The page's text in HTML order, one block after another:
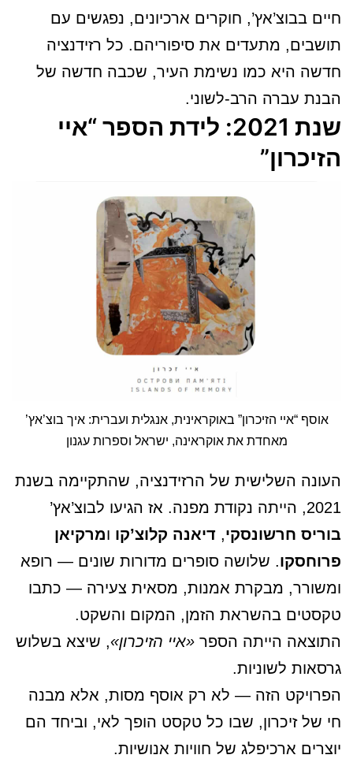
חיים בבוצ’אץ’, חוקרים ארכיונים, נפגשים עם
תושבים, מתעדים את סיפוריהם. כל רזידנציה
חדשה היא כמו נשימת העיר, שכבה חדשה של
הבנת עברה הרב-לשוני.
שנת 2021: לידת הספר “איי
הזיכרון”
אוסף “איי הזיכרון” באוקראינית, אנגלית ועברית: איך בוצ’אץ’
מאחדת את אוקראינה, ישראל וספרות עגנון
העונה השלישית של הרזידנציה, שהתקיימה בשנת
2021, הייתה נקודת מפנה. אז הגיעו לבוצ’אץ’
בוריס חרשונסקי, דיאנה קלוצ’קו ומרקיאן
פרוחסקו. שלושה סופרים מדורות שונים — רופא
ומשורר, מבקרת אמנות, מסאית צעירה — כתבו
טקסטים בהשראת הזמן, המקום והשקט.
התוצאה הייתה הספר «איי הזיכרון», שיצא בשלוש
גרסאות לשוניות.
הפרויקט הזה — לא רק אוסף מסות, אלא מבנה
חי של זיכרון, שבו כל טקסט הופך לאי, וביחד הם
יוצרים ארכיפלג של חוויות אנושיות.